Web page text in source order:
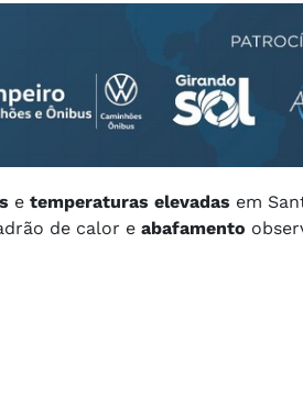
e temperaturas elevadas em
de calor e abafamento